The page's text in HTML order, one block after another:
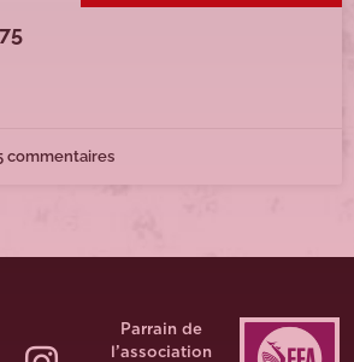
commentaires
Parrain de
l’association